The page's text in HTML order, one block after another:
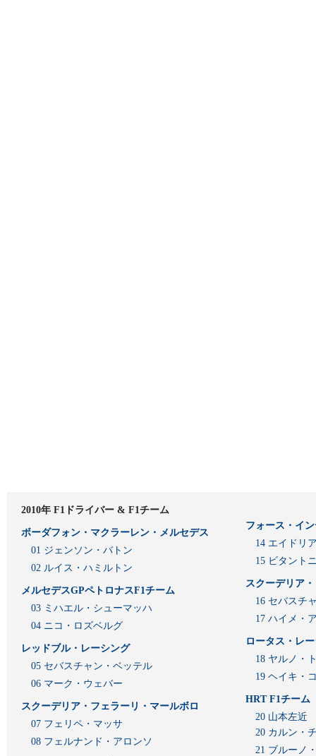
2010年 F1ドライバー & F1チーム
ボーダフォン・マクラーレン・メルセデス
01 ジェンソン・バトン
02 ルイス・ハミルトン
メルセデスGPペトロナスF1チーム
03 ミハエル・シューマッハ
04 ニコ・ロズベルグ
レッドブル・レーシング
05 セバスチャン・ベッテル
06 マーク・ウェバー
スクーデリア・フェラーリ・マールボロ
07 フェリペ・マッサ
08 フェルナンド・アロンソ
フォース・イ
14 エイドリ
15 ビタント
スクーデリア
16 セバスチ
17 ハイメ・
ロータス・レ
18 ヤルノ・
19 ヘイキ・
HRT F1チーム
20 山本左近
20 カルン・
21 ブルーノ